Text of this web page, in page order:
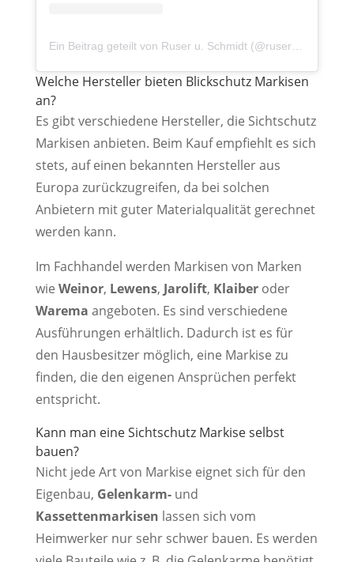
Welche Hersteller bieten Blickschutz Markisen
an?
Es gibt verschiedene Hersteller, die Sichtschutz
Markisen anbieten. Beim Kauf empfiehlt es sich
stets, auf einen bekannten Hersteller aus
Europa zurückzugreifen, da bei solchen
Anbietern mit guter Materialqualität gerechnet
werden kann.
Im Fachhandel werden Markisen von Marken
wie Weinor, Lewens, Jarolift, Klaiberoder
Warema angeboten. Es sind verschiedene
Ausführungen erhältlich. Dadurch ist es für
den Hausbesitzer möglich, eine Markise zu
finden, die den eigenen Ansprüchen perfekt
entspricht.
Kann man eine Sichtschutz Markise selbst
bauen?
Nicht jede Art von Markise eignet sich für den
Eigenbau, Gelenkarm-und
Kassettenmarkisen lassen sich vom
Heimwerker nur sehr schwer bauen. Es werden